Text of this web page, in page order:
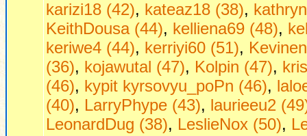
karizi18 (42), kateaz18 (38),
KeithDousa (44), kelliena69 (48),
keriwe4 (44), kerriyi60 (51),
(36), kojawutal (47), Kolpin (47),
(46), kypit kyrsovyu_poPn (46),
(40), LarryPhype (43), laurieeu2
LeonardDug (38), LeslieNox (50),